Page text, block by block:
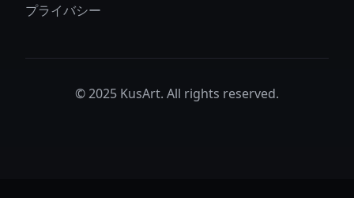
プライバシー
© 2025 KusArt. All rights reserved.